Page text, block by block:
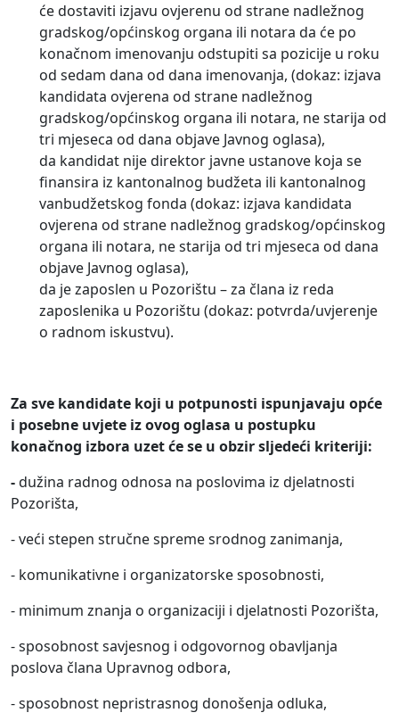
će dostaviti izjavu ovjerenu od strane nadležnog
gradskog/općinskog organa ili notara da će po
konačnom imenovanju odstupiti sa pozicije u roku
od sedam dana od dana imenovanja, (dokaz: izjava
kandidata ovjerena od strane nadležnog
gradskog/općinskog organa ili notara, ne starija od
tri mjeseca od dana objave Javnog oglasa),
da kandidat nije direktor javne ustanove koja se
finansira iz kantonalnog budžeta ili kantonalnog
vanbudžetskog fonda (dokaz: izjava kandidata
ovjerena od strane nadležnog gradskog/općinskog
organa ili notara, ne starija od tri mjeseca od dana
objave Javnog oglasa),
da je zaposlen u Pozorištu – za člana iz reda
zaposlenika u Pozorištu (dokaz: potvrda/uvjerenje
o radnom iskustvu).
Za sve kandidate koji u potpunosti ispunjavaju opće
i posebne uvjete iz ovog oglasa u postupku
konačnog izbora uzet će se u obzir sljedeći kriteriji:
-dužina radnog odnosa na poslovima iz djelatnosti
Pozorišta,
- veći stepen stručne spreme srodnog zanimanja,
- komunikativne i organizatorske sposobnosti,
- minimum znanja o organizaciji i djelatnosti Pozorišta,
- sposobnost savjesnog i odgovornog obavljanja
poslova člana Upravnog odbora,
- sposobnost nepristrasnog donošenja odluka,